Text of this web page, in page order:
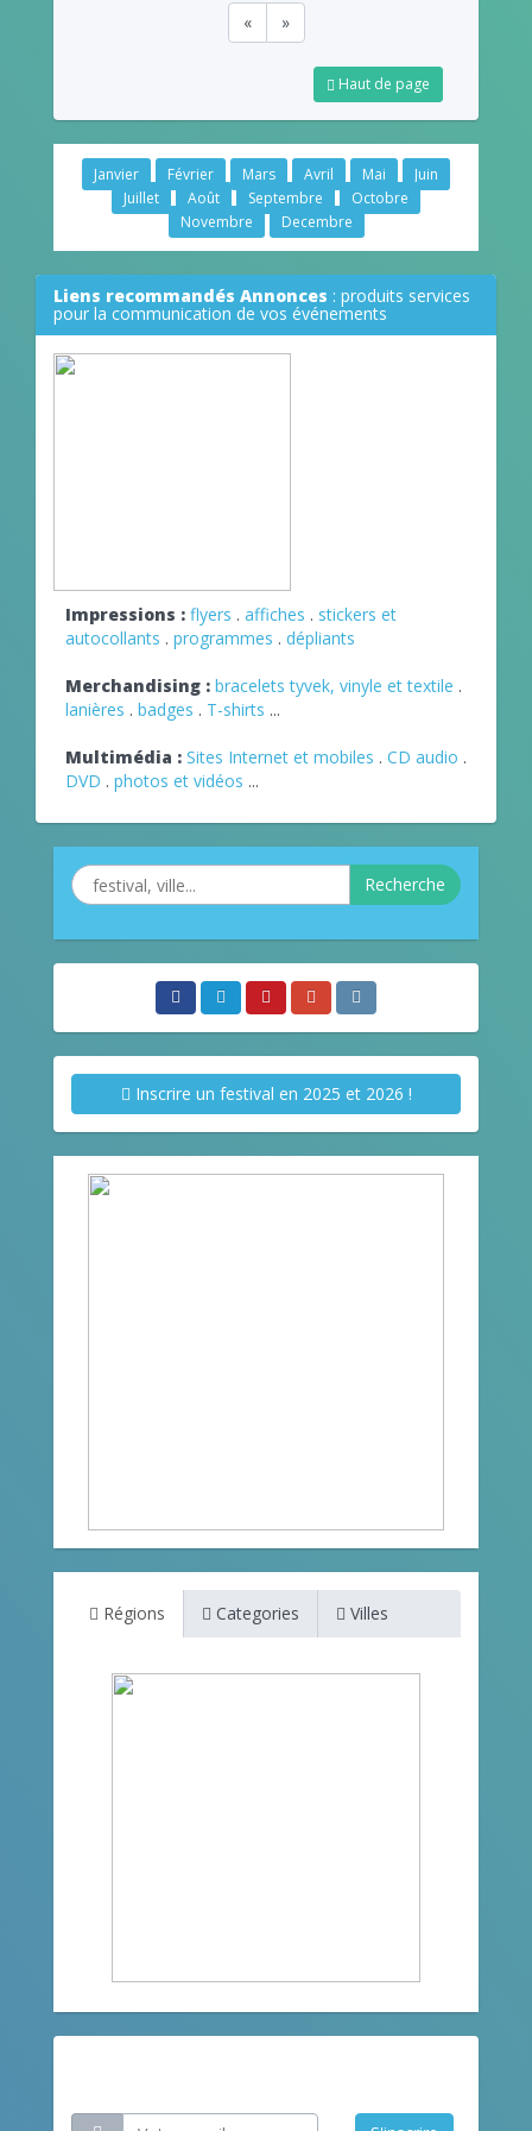
« »
Haut de page
Janvier Février Mars Avril Mai
Juin
Juillet
Août Septembre
Octobre
Novembre
Decembre
Liens recommandés Annonces : produits services
pour la communication de vos événements
Impressions : flyers . affiches . stickers et
autocollants . programmes . dépliants
Merchandising : bracelets tyvek, vinyle et textile .
lanières . badges . T-shirts ...
Multimédia : Sites Internet et mobiles . CD audio .
DVD . photos et vidéos ...
Recherche
Inscrire un festival en 2025 et 2026 !
Régions Categories Villes